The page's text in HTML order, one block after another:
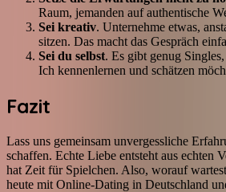
Raum, jemanden auf authentische
Sei kreativ. Unternehme etwas,
sitzen. Das macht das Gespräch
Sei du selbst. Es gibt genug
Ich kennenlernen und schätzen
Fazit
Lass uns gemeinsam unvergessliche
schaffen. Echte Liebe entsteht aus echten
hat Zeit für Spielchen. Also, worauf
heute mit Online-Dating in Deutschland